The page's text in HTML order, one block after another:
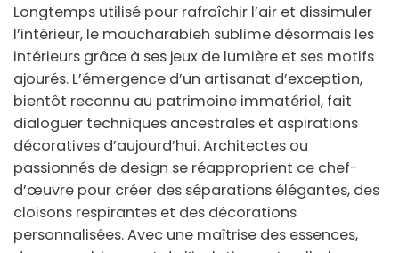
Longtemps utilisé pour rafraîchir l’air et dissimuler
l’intérieur, le moucharabieh sublime désormais les
intérieurs grâce à ses jeux de lumière et ses motifs
ajourés. L’émergence d’un artisanat d’exception,
bientôt reconnu au patrimoine immatériel, fait
dialoguer techniques ancestrales et aspirations
décoratives d’aujourd’hui. Architectes ou
passionnés de design se réapproprient ce chef-
d’œuvre pour créer des séparations élégantes, des
cloisons respirantes et des décorations
personnalisées. Avec une maîtrise des essences,